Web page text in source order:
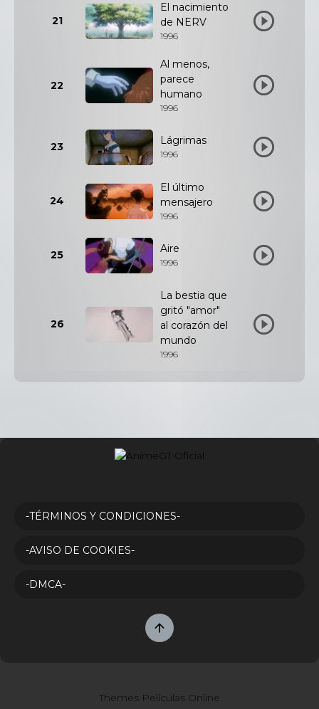
21
El nacimiento
de NERV
1996
22
Al menos,
parece
humano
1996
23 Lágrimas
1996
24
El último
mensajero
1996
25 Aire
1996
26
La bestia que
gritó "amor"
al corazón del
mundo
1996
-TÉRMINOS Y CONDICIONES-
-AVISO DE COOKIES-
-DMCA-
Themes Películas Online